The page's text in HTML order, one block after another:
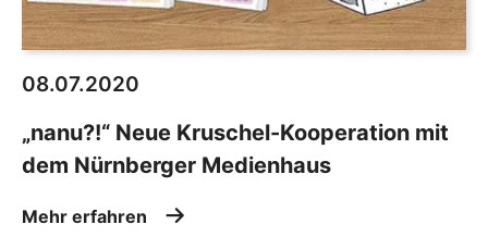
08.07.2020
„nanu?!“ Neue Kruschel-Kooperation mit
dem Nürnberger Medienhaus
Mehr erfahren